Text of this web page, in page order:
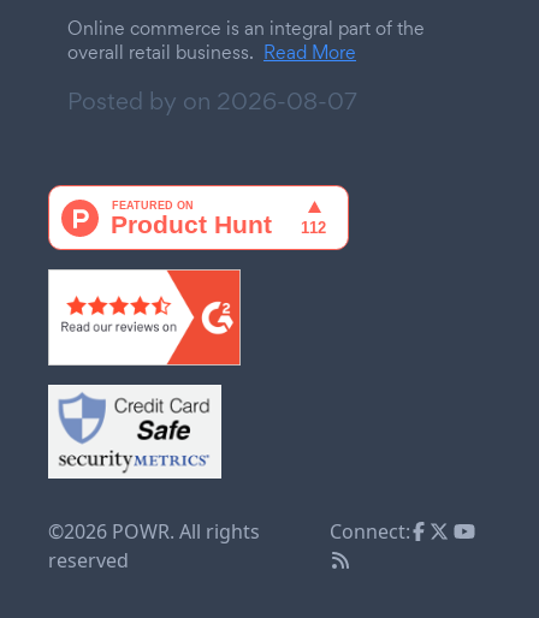
Online commerce is an integral part of the
overall retail business. Read More
Posted by on 2026-08-07
©2026 POWR. All rights
reserved
Connect: